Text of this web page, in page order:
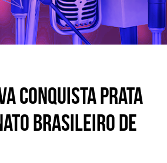
conquista Prata
Brasileiro de